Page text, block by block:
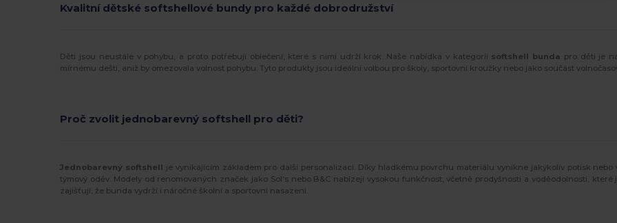
Kvalitní dětské softshellové bundy pro každé dobrodružství
Děti jsou neustále v pohybu, a proto potřebují oblečení, které s nimi udrží krok. Naše nabídka v kategorii softshell bunda pro děti je
mírnému dešti, aniž by omezovala volnost pohybu. Tyto produkty jsou ideální volbou pro školy, sportovní kroužky nebo jako součást
Proč zvolit jednobarevný softshell pro děti?
Jednobarevný softshell je vynikajícím základem pro další personalizaci. Díky hladkému povrchu materiálu vynikne jakýkoliv potisk
týmový oděv. Modely od renomovaných značek jako Sol's nebo B&C nabízejí vysokou funkčnost, včetně prodyšnosti a voděodolnosti,
zajišťují, že bunda vydrží i náročné školní a sportovní nasazení.